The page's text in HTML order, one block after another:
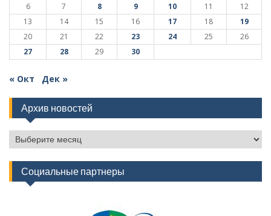
6
7 8 9 10 11
12
13
14 15 16 17 18
19
20
21 22 23 24 25
26
27
28 29 30
« Окт Дек »
Архив новостей
Архив
новостей
Социальные партнеры